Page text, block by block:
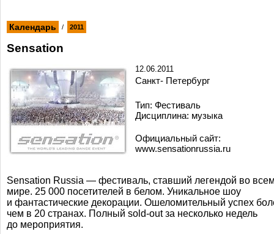
Календарь / 2011
Sensation
12.06.2011
Санкт- Петербург
Тип: Фестиваль
Дисциплина: музыка
Официальный сайт:
www.sensationrussia.ru
Sensation Russia — фестиваль, ставший легендой во
мире. 25 000 посетителей в белом. Уникальное шоу
и фантастические декорации. Ошеломительный успех
чем в 20 странах. Полный sold-outза несколько недель
до мероприятия.